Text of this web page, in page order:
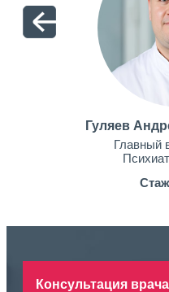
Гуляев
Главный
Консультация